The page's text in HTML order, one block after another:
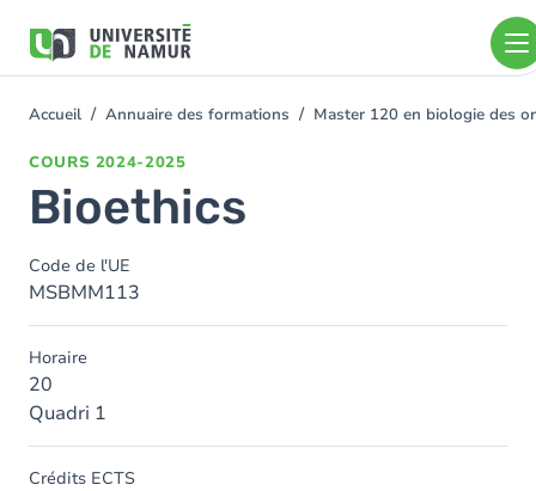
contenu
You
Accueil Annuaire des formations Master 120 en biologie des
COURS 2024-2025
Bioethics
Code de l'UE
MSBMM113
Horaire
20
Quadri 1
Crédits ECTS